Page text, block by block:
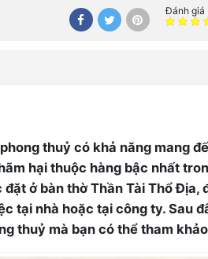
Đánh giá
thuỷ có khả năng mang
hại thuộc hàng bậc nhất
ở bàn thờ Thần Tài Thổ Địa,
tại nhà hoặc tại công ty. Sau
thuỷ mà bạn có thể tham